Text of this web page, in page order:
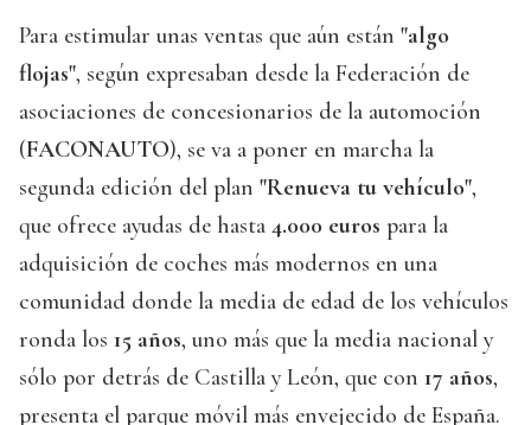
Para estimular unas ventas que aún están "algo
flojas", según expresaban desde la Federación de
asociaciones de concesionarios de la automoción
(FACONAUTO), se va a poner en marcha la
segunda edición del plan "Renueva tu vehículo",
que ofrece ayudas de hasta 4.000 euros para la
adquisición de coches más modernos en una
comunidad donde la media de edad de los vehículos
ronda los 15 años, uno más que la media nacional y
sólo por detrás de Castilla y León, que con 17 años,
presenta el parque móvil más envejecido de España.